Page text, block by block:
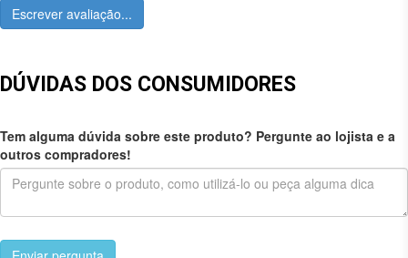
Escrever avaliação...
DÚVIDAS DOS CONSUMIDORES
Tem alguma dúvida sobre este produto? Pergunte ao lojista e a
outros compradores!